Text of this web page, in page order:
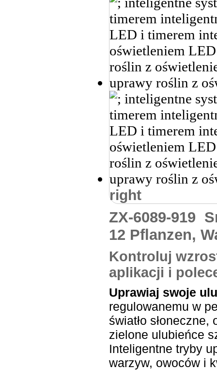
right
ZX-6089-919
12 Pflanzen,
Kontroluj
aplikacji i
Uprawiaj swoje
regulowanemu w
światło
zielone ulubieńce
Inteligentne tryby
warzyw, owoców i